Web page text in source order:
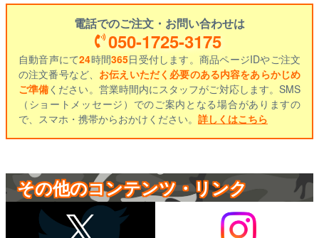
電話でのご注文・お問い合わせは
050-1725-3175
自動音声にて24時間365日受付します。商品ページIDやご注文
の注文番号など、 お伝えいただく必要のある内容をあらかじめ
ご準備ください。営業時間内にスタッフがご対応します。SMS
（ショートメッセージ）でのご案内となる場合がありますの
で、スマホ・携帯からおかけください。 詳しくはこちら
その他のコンテンツ・リンク